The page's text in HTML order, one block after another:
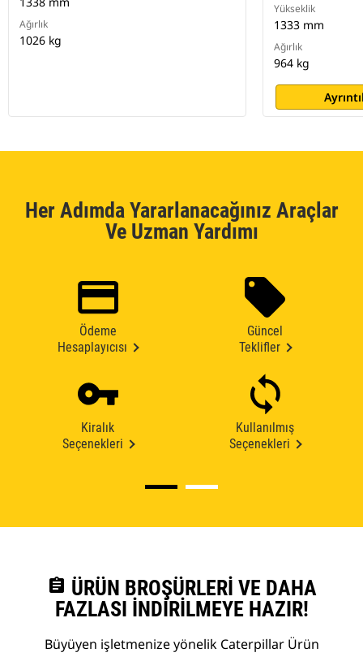
Ağırlık
1026 kg
Yükseklik
1333 mm
Ağırlık
964 kg
Her Adımda Yararlanacağınız Araçlar
Ve Uzman Yardımı
Ödeme
Hesaplayıcısı
Güncel
Teklifler
Kiralık
Seçenekleri
Kullanılmış
Seçenekleri
assignment ÜRÜN BROŞÜRLERI VE DAHA
FAZLASI İNDIRILMEYE HAZIR!
Büyüyen işletmenize yönelik Caterpillar Ürün